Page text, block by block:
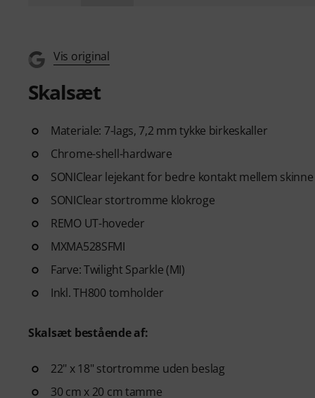
Vis original
Skalsæt
Materiale: 7-lags, 7,2 mm tykke birkeskaller
Chrome-shell-hardware
SONIClear lejekant for bedre kontakt mellem
SONIClear stortromme klokroge
REMO UT-hoveder
MXMA528SFMI
Farve: Twilight Sparkle (MI)
Inkl. TH800 tomholder
Skalsæt bestående af:
22" x 18" stortromme uden beslag
30 cm x 20 cm tamme